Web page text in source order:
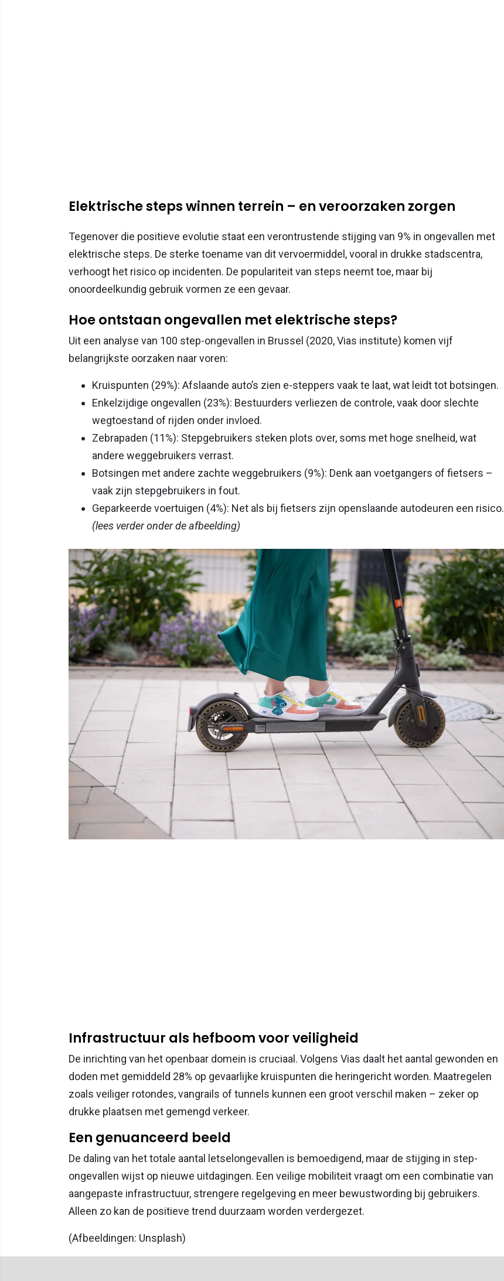
Elektrische steps winnen terrein – en veroorzaken zorgen
Tegenover die positieve evolutie staat een verontrustende stijging van 9% in ongevallen met
elektrische steps. De sterke toename van dit vervoermiddel, vooral in drukke stadscentra,
verhoogt het risico op incidenten. De populariteit van steps neemt toe, maar bij
onoordeelkundig gebruik vormen ze een gevaar.
Hoe ontstaan ongevallen met elektrische steps?
Uit een analyse van 100 step-ongevallen in Brussel (2020, Vias institute) komen vijf
belangrijkste oorzaken naar voren:
Kruispunten (29%): Afslaande auto’s zien e-steppers vaak te laat, wat leidt tot botsingen.
Enkelzijdige ongevallen (23%): Bestuurders verliezen de controle, vaak door slechte
wegtoestand of rijden onder invloed.
Zebrapaden (11%): Stepgebruikers steken plots over, soms met hoge snelheid, wat
andere weggebruikers verrast.
Botsingen met andere zachte weggebruikers (9%): Denk aan voetgangers of fietsers –
vaak zijn stepgebruikers in fout.
Geparkeerde voertuigen (4%): Net als bij fietsers zijn openslaande autodeuren een risico.
(lees verder onder de afbeelding)
Infrastructuur als hefboom voor veiligheid
De inrichting van het openbaar domein is cruciaal. Volgens Vias daalt het aantal gewonden en
doden met gemiddeld 28% op gevaarlijke kruispunten die heringericht worden. Maatregelen
zoals veiliger rotondes, vangrails of tunnels kunnen een groot verschil maken – zeker op
drukke plaatsen met gemengd verkeer.
Een genuanceerd beeld
De daling van het totale aantal letselongevallen is bemoedigend, maar de stijging in step-
ongevallen wijst op nieuwe uitdagingen. Een veilige mobiliteit vraagt om een combinatie van
aangepaste infrastructuur, strengere regelgeving en meer bewustwording bij gebruikers.
Alleen zo kan de positieve trend duurzaam worden verdergezet.
(Afbeeldingen: Unsplash)